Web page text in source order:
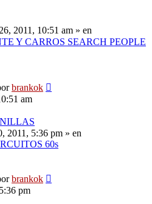
2011, 10:51 am » en
Y CARROS SEARCH PEOPLE
brankok
am
2011, 5:36 pm » en
60s
brankok
pm